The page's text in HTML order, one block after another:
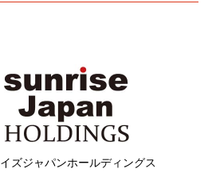
ズジャパンホールディングス